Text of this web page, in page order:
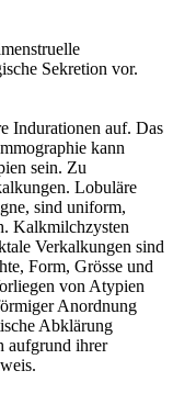
Sekretion vor.
Indurationen auf. Das
kann
sein. Zu
Lobuläre
sind uniform,
Kalkmilchzysten
Verkalkungen sind
Form, Grösse und
von Atypien
Anordnung
Abklärung
aufgrund ihrer